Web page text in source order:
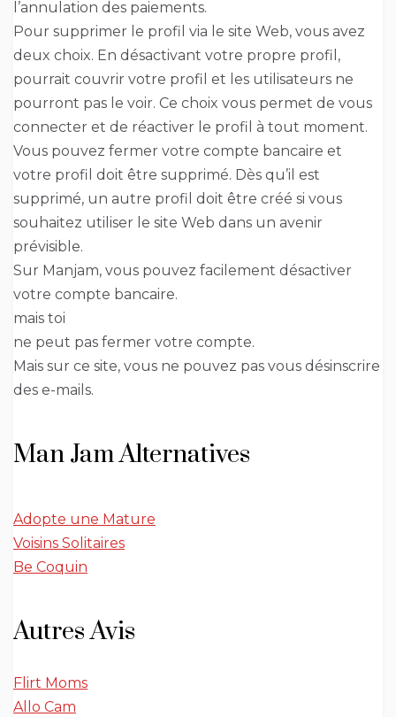
l’annulation des paiements.
Pour supprimer le profil via le site Web, vous avez
deux choix. En désactivant votre propre profil,
pourrait couvrir votre profil et les utilisateurs ne
pourront pas le voir. Ce choix vous permet de vous
connecter et de réactiver le profil à tout moment.
Vous pouvez fermer votre compte bancaire et
votre profil doit être supprimé. Dès qu’il est
supprimé, un autre profil doit être créé si vous
souhaitez utiliser le site Web dans un avenir
prévisible.
Sur Manjam, vous pouvez facilement désactiver
votre compte bancaire.
mais toi
ne peut pas fermer votre compte.
Mais sur ce site, vous ne pouvez pas vous désinscrire
des e-mails.
Man Jam Alternatives
Adopte une Mature
Voisins Solitaires
Be Coquin
Autres Avis
Flirt Moms
Allo Cam